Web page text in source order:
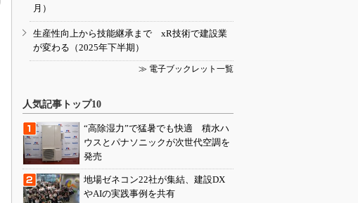
月）
生産性向上から技能継承まで xR技術で建設業
が変わる（2025年下半期）
≫ 電子ブックレット一覧
人気記事トップ10
“高除湿力”で猛暑でも快適 積水ハ
ウスとパナソニックが次世代空調を
発売
地場ゼネコン22社が集結、建設DX
やAIの実践事例を共有